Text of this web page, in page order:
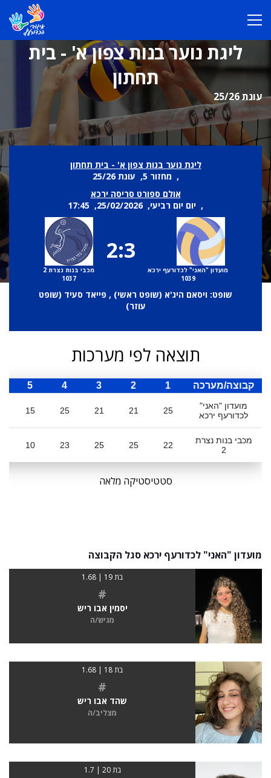
ליגת נוער בנות צפון א' - בית
תחתון
עונת 25/26
ליגת נוער בנות צפון א' - בית תחתון
, מחזור 5, עונת 25/26
אולם ספורט סריסה ירכא
, יום יום רביעי, 25/02/2026, 17:45
מועדון "האני" לכדורעף ירכא
1039
2:3
מכבי בנות נצרת 2
1037
שופט: ויסאם היג'א (שופט ראשי) , פייאד סעיד (שופט
עוזר)
תוצאה לפי מערכות
קבוצה/מערכה 1
2
3
4
5
מועדון "האני"
לכדורעף ירכא
25
21
21
25
15
מכבי בנות נצרת
2
22
25
25
23
10
סטטיסטיקה מלאה
מועדון "האני" לכדורעף ירכא סגל הקבוצה
בת 19 | 1.68
#
יסמין אבו ריש
מגיש/ה
בת 18 | 1.68
#
שהד אבו ריש
מצליב/ה
בת 20 | 1.7